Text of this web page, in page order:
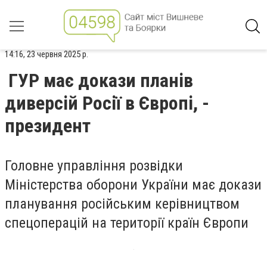
14:16, 23 червня 2025 р.
ГУР має докази планів
диверсій Росії в Європі, -
президент
Головне управління розвідки
Міністерства оборони України має докази
планування російським керівництвом
спецоперацій на території країн Європи